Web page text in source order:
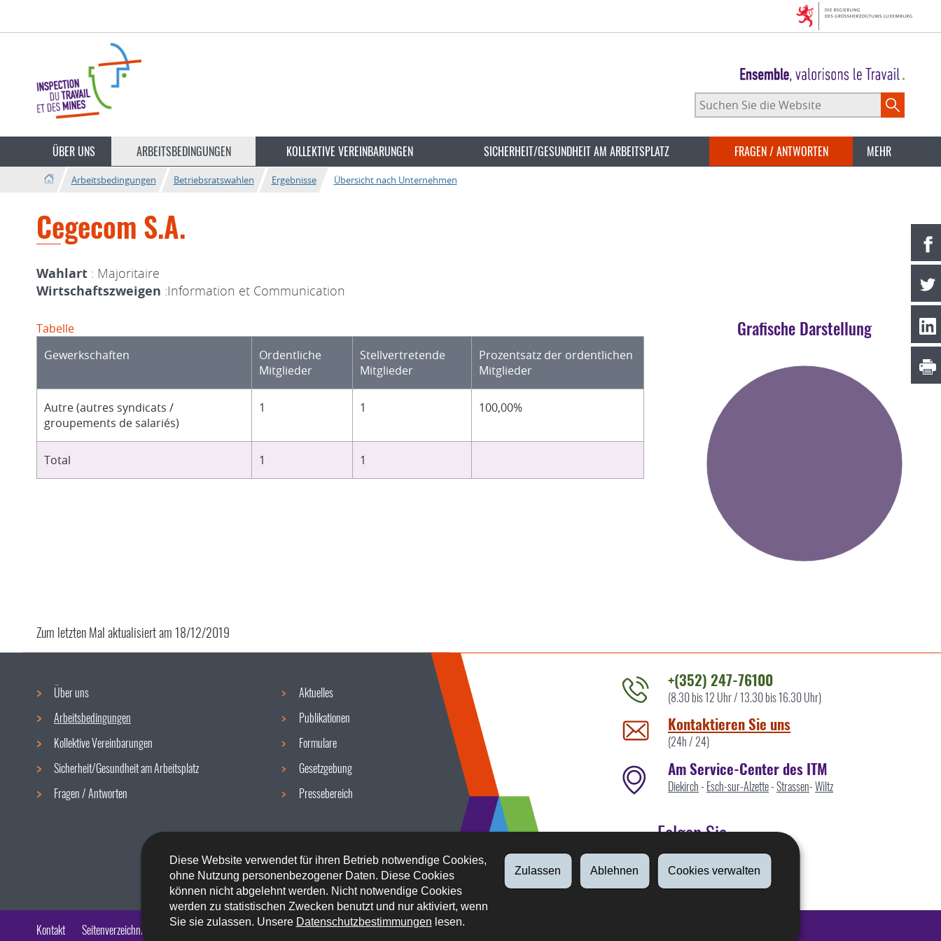
Diese Website verwendet für ihren Betrieb notwendige Cookies,
ohne Nutzung personenbezogener Daten. Diese Cookies
können nicht abgelehnt werden. Nicht notwendige Cookies
werden zu statistischen Zwecken benutzt und nur aktiviert, wenn
Sie sie zulassen. Unsere Datenschutzbestimmungen lesen.
Zulassen Ablehnen Cookies verwalten
Suchen
Sie
Website
ÜBER UNS ARBEITSBEDINGUNGEN KOLLEKTIVE VEREINBARUNGEN SICHERHEIT/GESUNDHEIT AM ARBEITSPLATZ FRAGEN / ANTWORTEN MEHR
Arbeitsbedingungen Betriebsratswahlen Ergebnisse Übersicht nach Unternehmen
Cegecom S.A.
Wahlart : Majoritaire
Wirtschaftszweigen :Information et Communication
Tabelle
Gewerkschaften
Ordentliche
Mitglieder
Stellvertretende
Mitglieder
Prozentsatz der ordentlichen
Mitglieder
Autre (autres syndicats /
groupements de salariés)
1 1 100,00%
Total 1 1
Grafische Darstellung
Zum letzten Mal aktualisiert am18/12/2019
Navigationsmenü
Über uns
Arbeitsbedingungen
Kollektive Vereinbarungen
Sicherheit/Gesundheit am Arbeitsplatz
Fragen / Antworten
Aktuelles
Publikationen
Formulare
Gesetzgebung
Pressebereich
Kontaktieren
Sie
uns
+(352) 247-76100
(8.30 bis 12 Uhr / 13.30 bis 16.30 Uhr)
Kontaktieren Sie uns
(24h / 24)
Am Service-Center des ITM
Diekirch- Esch-sur-Alzette-Strassen-Wiltz
Folgen Sie
Linkedin
Kontakt Seitenverzeichnis Impressum Barrierefreiheit Rechtliche Aspekte Datenschutz